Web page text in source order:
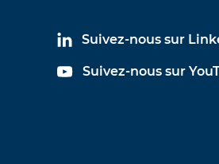
Suivez-nous sur
Suivez-nous sur